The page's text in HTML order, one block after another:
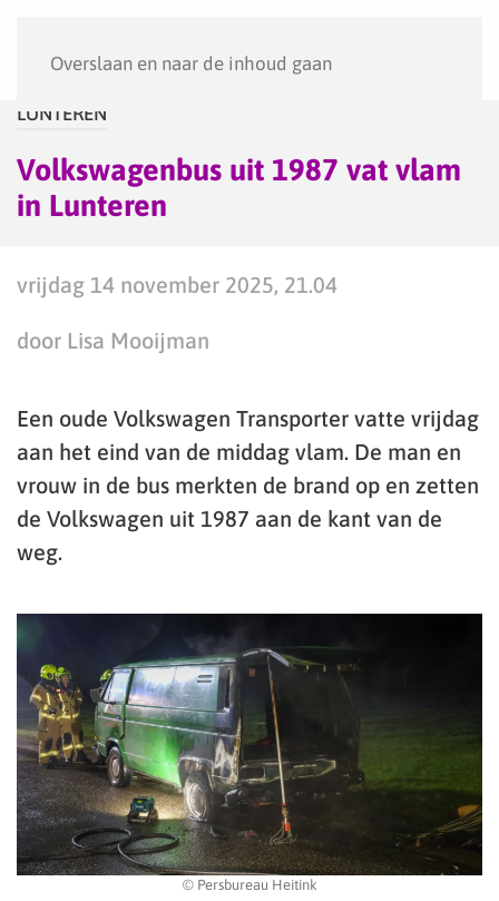
Overslaan en naar de inhoud gaan
LUNTEREN
Volkswagenbus uit 1987 vat vlam
in Lunteren
vrijdag 14 november 2025, 21.04
door Lisa Mooijman
Een oude Volkswagen Transporter vatte vrijdag
aan het eind van de middag vlam. De man en
vrouw in de bus merkten de brand op en zetten
de Volkswagen uit 1987 aan de kant van de
weg.
© Persbureau Heitink